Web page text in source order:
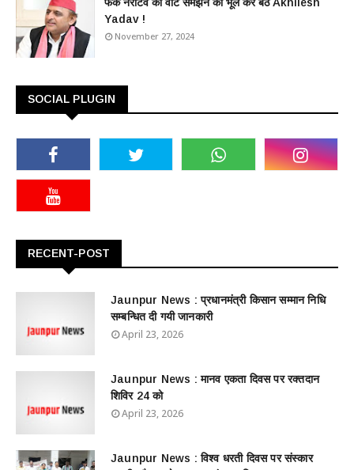
Yadav !
November 27, 2024
SOCIAL PLUGIN
RECENT-POST
Jaunpur News : ​प्रधानमंत्री किसान सम्मान निधि
सम्बन्धित दी गयी जानकारी
April 23, 2026
Jaunpur News : ​मानव एकता दिवस पर रक्तदान
शिविर 24 को
April 23, 2026
Jaunpur News : विश्व धरती दिवस पर संस्कार